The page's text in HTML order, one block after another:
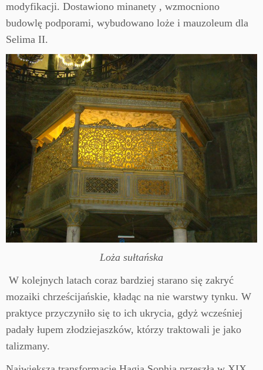
modyfikacji. Dostawiono minanety , wzmocniono
budowlę podporami, wybudowano loże i mauzoleum dla
Selima II.
Loża sułtańska
W kolejnych latach coraz bardziej starano się zakryć
mozaiki chrześcijańskie, kładąc na nie warstwy tynku. W
praktyce przyczyniło się to ich ukrycia, gdyż wcześniej
padały łupem złodziejaszków, którzy traktowali je jako
talizmany.